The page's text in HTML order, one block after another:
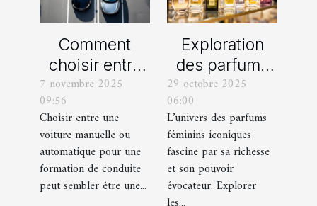
Comment
choisir entre
une voiture
manuelle ou
automatique
pour votre
formation de
conduite ?
7 novembre 2025
09:56
Choisir entre une
voiture manuelle ou
automatique pour une
formation de conduite
peut sembler être une...
Exploration
des parfums
féminins
iconiques et
leurs
variations
29 octobre 2025
06:00
L’univers des parfums
féminins iconiques
fascine par sa richesse
et son pouvoir
évocateur. Explorer